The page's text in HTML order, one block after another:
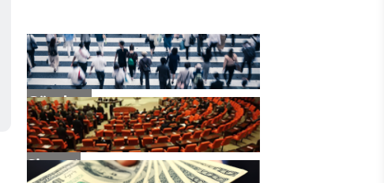
Gündem
Siyaset